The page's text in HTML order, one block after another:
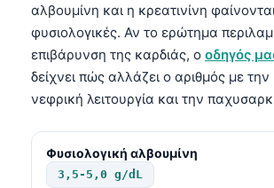
αλβουμίνη και η κρεατινίνη
φυσιολογικές. Αν το ερώτημα
επιβάρυνση της καρδιάς, ο οδηγός
δείχνει πώς αλλάζει ο αριθμός με την
νεφρική λειτουργία και την
Φυσιολογική αλβουμίνη
3,5-5,0 g/dL
Татар теле
Беларуская мова
Frysk
Ślōnskŏ gŏdka
Norsk bokmål